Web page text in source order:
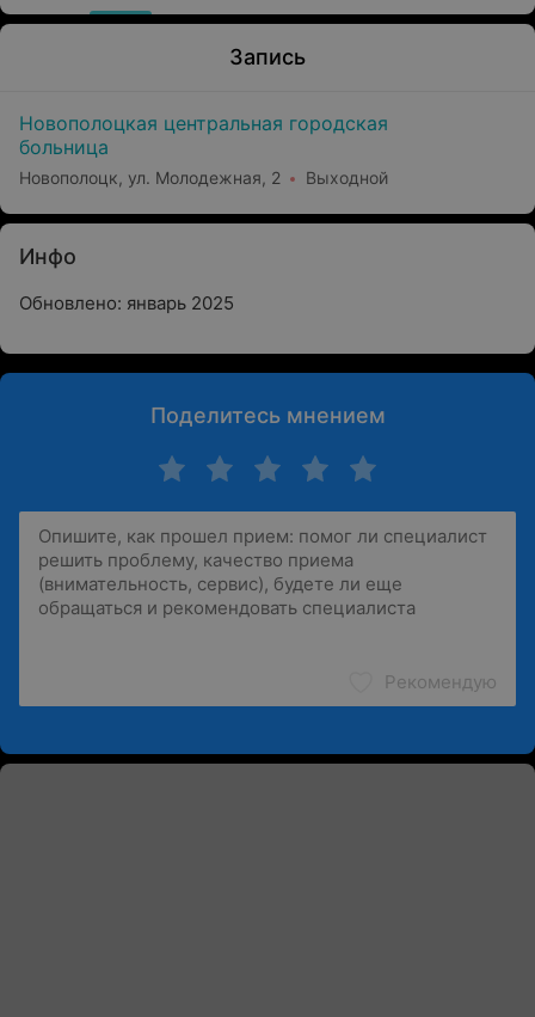
Запись
Новополоцкая центральная городская
больница
Новополоцк, ул. Молодежная, 2 Выходной
Инфо
Обновлено: январь 2025
Поделитесь мнением
Рекомендую